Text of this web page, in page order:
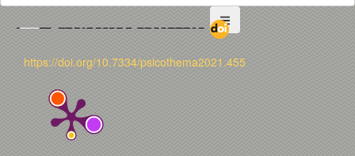
https://doi.org/10.7334/psicothema2021.455